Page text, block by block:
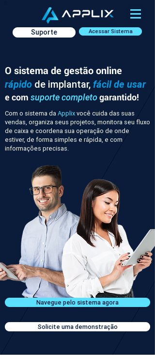
Acessar Sistema
Suporte
O sistema de gestão online
rápido de implantar, fácil de usar
e com suporte completogarantido!
Com o sistema daApplixvocê cuida das suas
vendas, organiza seus projetos, monitora seu fluxo
de caixa e coordena sua operação de onde
estiver, de forma simples e rápida, e com
informações precisas.
Navegue pelo sistema agora
Solicite uma demonstração